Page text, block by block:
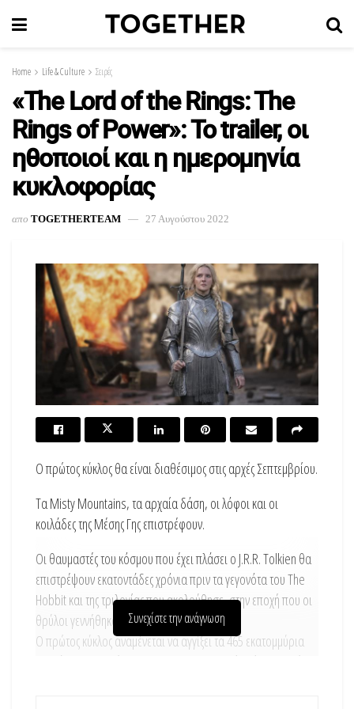
Home Life & Culture Σειρές
«The Lord of the Rings: The
Rings of Power»: Το trailer, οι
ηθοποιοί και η ημερομηνία
κυκλοφορίας
απο TOGETHERTEAM 27 Αυγούστου 2022
Ο πρώτος κύκλος θα είναι διαθέσιμος στις αρχές Σεπτεμβρίου.
Τα Misty Mountains, τα αρχαία δάση, οι λόφοι και οι
κοιλάδες της Μέσης Γης επιστρέφουν.
Οι θαυμαστές του κόσμου που έχει πλάσει ο J.R.R. Tolkien θα
επιστρέψουν εκατοντάδες χρόνια πριν τα γεγονότα του The
Hobbit και της τριλογίας που ακολούθησε, στην εποχή που οι
θρύλοι γεννήθηκαν.
Ο πρώτος κύκλος αναμένεται να αγγίξει τα 465 εκατομμύρια
δολλάρια και με τέτοιο budget, οι προσδοκίες είναι υψηλές.
Συνεχίστε την ανάγνωση